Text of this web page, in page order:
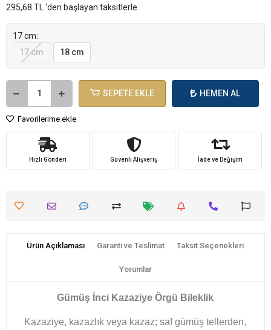
295,68 TL 'den başlayan taksitlerle
17 cm:
17 cm
18 cm
SEPETE EKLE HEMEN AL
Favorilerime ekle
Hızlı Gönderi Güvenli Alışveriş İade ve Değişim
Ürün Açıklaması Garanti ve Teslimat Taksit Seçenekleri
Yorumlar
Gümüş İnci Kazaziye Örgü Bileklik
Kazaziye, kazazlık veya kazaz; saf gümüş tellerden,